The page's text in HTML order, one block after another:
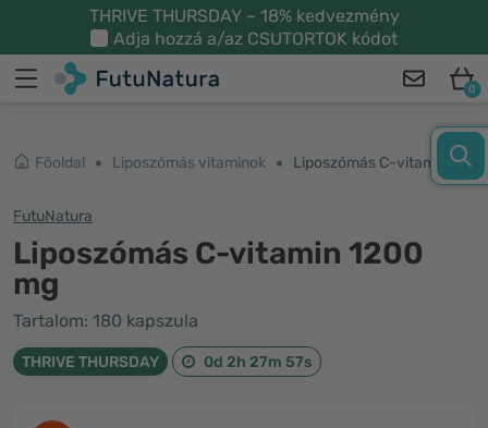
THRIVE THURSDAY – 18% kedvezmény
Adja hozzá a/az CSUTORTOK kódot
0
Főoldal Liposzómás vitaminok Liposzómás C-vitamin 1200 mg
FutuNatura
Liposzómás C-vitamin 1200
mg
Tartalom: 180 kapszula
THRIVE THURSDAY 0d 2h 27m 57s